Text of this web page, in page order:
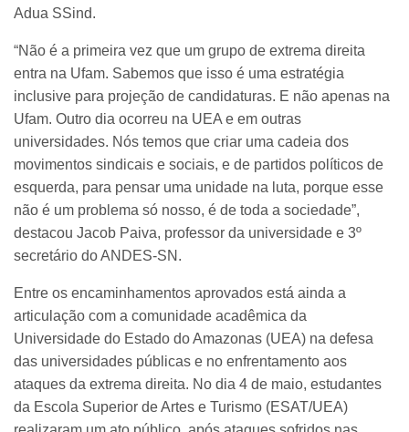
Adua SSind.
“Não é a primeira vez que um grupo de extrema direita
entra na Ufam. Sabemos que isso é uma estratégia
inclusive para projeção de candidaturas. E não apenas na
Ufam. Outro dia ocorreu na UEA e em outras
universidades. Nós temos que criar uma cadeia dos
movimentos sindicais e sociais, e de partidos políticos de
esquerda, para pensar uma unidade na luta, porque esse
não é um problema só nosso, é de toda a sociedade”,
destacou Jacob Paiva, professor da universidade e 3º
secretário do ANDES-SN.
Entre os encaminhamentos aprovados está ainda a
articulação com a comunidade acadêmica da
Universidade do Estado do Amazonas (UEA) na defesa
das universidades públicas e no enfrentamento aos
ataques da extrema direita. No dia 4 de maio, estudantes
da Escola Superior de Artes e Turismo (ESAT/UEA)